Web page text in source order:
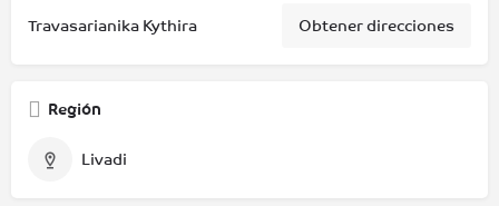
Travasarianika Kythira Obtener direcciones
Región
Livadi